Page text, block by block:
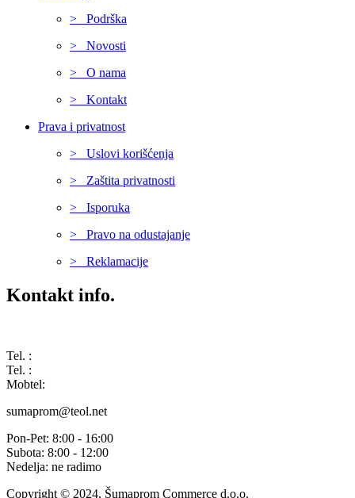
> Podrška
> Novosti
> O nama
> Kontakt
Prava i privatnost
> Uslovi korišćenja
> Zaštita privatnosti
> Isporuka
> Pravo na odustajanje
> Reklamacije
Kontakt info.
Tel. :
Tel. :
Mobtel:
sumaprom@teol.net
Pon-Pet: 8:00 - 16:00
Subota: 8:00 - 12:00
Nedelja: ne radimo
Copyright © 2024, Šumaprom Commerce d.o.o.